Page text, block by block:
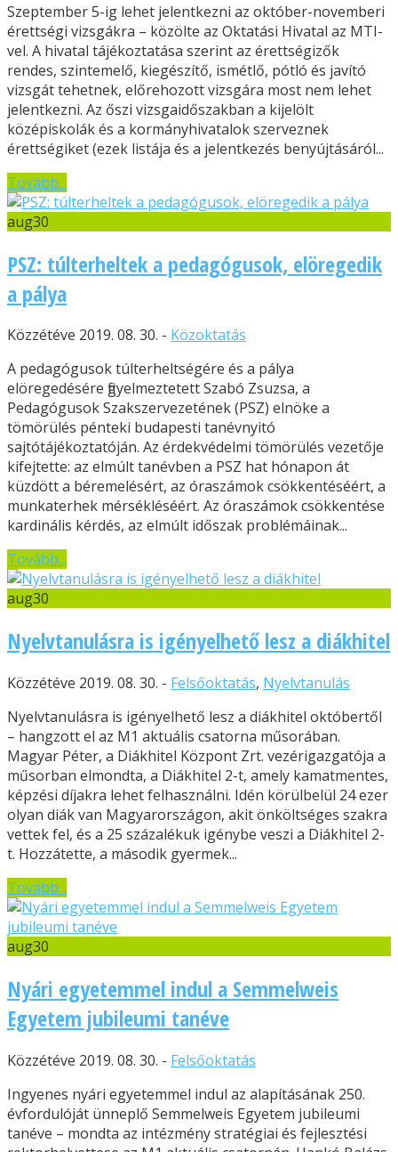
Szeptember 5-ig lehet jelentkezni az október-novemberi
érettségi vizsgákra – közölte az Oktatási Hivatal az MTI-
vel. A hivatal tájékoztatása szerint az érettségizők
rendes, szintemelő, kiegészítő, ismétlő, pótló és javító
vizsgát tehetnek, előrehozott vizsgára most nem lehet
jelentkezni. Az őszi vizsgaidőszakban a kijelölt
középiskolák és a kormányhivatalok szerveznek
érettségiket (ezek listája és a jelentkezés benyújtásáról...
Tovább...
aug30
PSZ: túlterheltek a pedagógusok, elöregedik
a pálya
Közzétéve 2019. 08. 30. - Közoktatás
A pedagógusok túlterheltségére és a pálya
elöregedésére figyelmeztetett Szabó Zsuzsa, a
Pedagógusok Szakszervezetének (PSZ) elnöke a
tömörülés pénteki budapesti tanévnyitó
sajtótájékoztatóján. Az érdekvédelmi tömörülés vezetője
kifejtette: az elmúlt tanévben a PSZ hat hónapon át
küzdött a béremelésért, az óraszámok csökkentéséért, a
munkaterhek mérsékléséért. Az óraszámok csökkentése
kardinális kérdés, az elmúlt időszak problémáinak...
Tovább...
aug30
Nyelvtanulásra is igényelhető lesz a diákhitel
Közzétéve 2019. 08. 30. - Felsőoktatás, Nyelvtanulás
Nyelvtanulásra is igényelhető lesz a diákhitel októbertől
– hangzott el az M1 aktuális csatorna műsorában.
Magyar Péter, a Diákhitel Központ Zrt. vezérigazgatója a
műsorban elmondta, a Diákhitel 2-t, amely kamatmentes,
képzési díjakra lehet felhasználni. Idén körülbelül 24 ezer
olyan diák van Magyarországon, akit önköltséges szakra
vettek fel, és a 25 százalékuk igénybe veszi a Diákhitel 2-
t. Hozzátette, a második gyermek...
Tovább...
aug30
Nyári egyetemmel indul a Semmelweis
Egyetem jubileumi tanéve
Közzétéve 2019. 08. 30. - Felsőoktatás
Ingyenes nyári egyetemmel indul az alapításának 250.
évfordulóját ünneplő Semmelweis Egyetem jubileumi
tanéve – mondta az intézmény stratégiai és fejlesztési